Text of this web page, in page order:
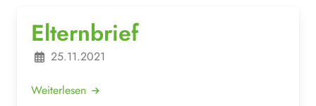
Elternbrief
25.11.2021
Weiterlesen